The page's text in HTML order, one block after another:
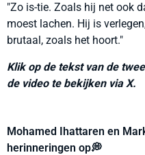
"Zo is-tie. Zoals hij net ook
moest lachen. Hij is
brutaal, zoals het hoort."
Klik op de tekst van de
de video te bekijken via X.
Mohamed Ihattaren en
herinneringen op💭